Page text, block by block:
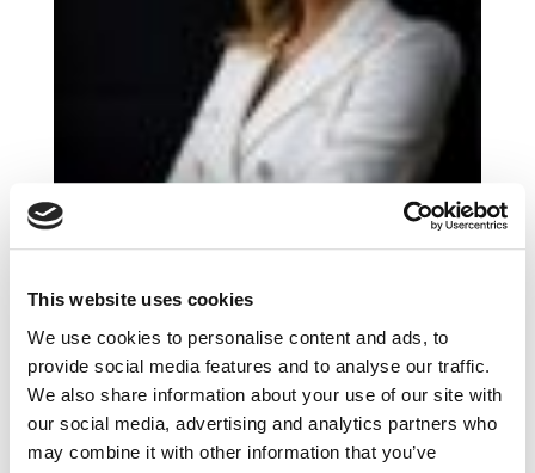
This website uses cookies
We use cookies to personalise content and ads, to
provide social media features and to analyse our traffic.
We also share information about your use of our site with
our social media, advertising and analytics partners who
may combine it with other information that you’ve
Threadless – jak zmienić klienta
w projektanta?
cze 14, 2017|Artykuły,Innowacje
Znużeni konwencjonalnymi t-shirtami?
Przeszukiwanie galerii handlowych
w poszukiwaniu atrakcyjnej koszulki bywa
wielogodzinną udręką. Jest jednak miejsce,